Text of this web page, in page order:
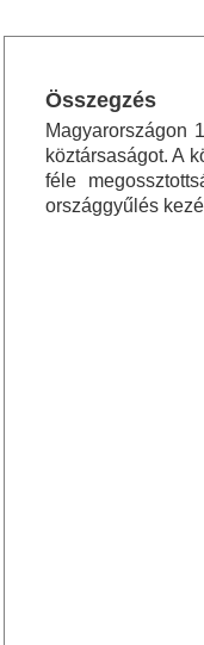
Összegzés
Magyarországon
köztársaságot. A
féle
országgyűlés